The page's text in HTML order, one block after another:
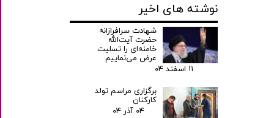
نوشته های اخیر
شهادت سرافرازانه
حضرت آیت‌الله
خامنه‌ای را تسلیت
عرض می‌نماییم
۱۱ اسفند ۰۴
برگزاری مراسم تولد
کارکنان
۰۴ آذر ۰۴